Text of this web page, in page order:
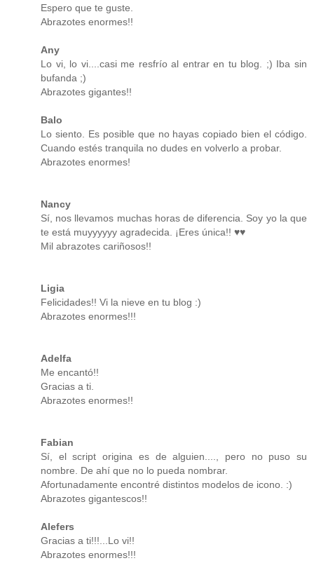
Espero que te guste.
Abrazotes enormes!!
Any
Lo vi, lo vi....casi me resfrío al entrar en tu blog. ;) Iba sin
bufanda ;)
Abrazotes gigantes!!
Balo
Lo siento. Es posible que no hayas copiado bien el código.
Cuando estés tranquila no dudes en volverlo a probar.
Abrazotes enormes!
Nancy
Sí, nos llevamos muchas horas de diferencia. Soy yo la que
te está muyyyyyy agradecida. ¡Eres única!! ♥♥
Mil abrazotes cariñosos!!
Ligia
Felicidades!! Vi la nieve en tu blog :)
Abrazotes enormes!!!
Adelfa
Me encantó!!
Gracias a ti.
Abrazotes enormes!!
Fabian
Sí, el script origina es de alguien...., pero no puso su
nombre. De ahí que no lo pueda nombrar.
Afortunadamente encontré distintos modelos de icono. :)
Abrazotes gigantescos!!
Alefers
Gracias a ti!!!...Lo vi!!
Abrazotes enormes!!!